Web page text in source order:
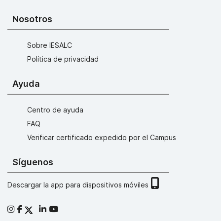
Nosotros
Sobre IESALC
Política de privacidad
Ayuda
Centro de ayuda
FAQ
Verificar certificado expedido por el Campus
Síguenos
Descargar la app para dispositivos móviles